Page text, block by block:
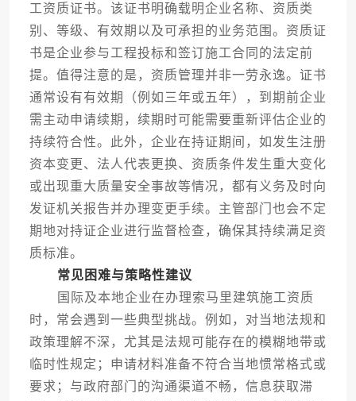
工资质证书。该证书明确载明企业名称、资质类
别、等级、有效期以及可承担的业务范围。资质证
书是企业参与工程投标和签订施工合同的法定前
提。值得注意的是，资质管理并非一劳永逸。证书
通常设有有效期（例如三年或五年），到期前企业
需主动申请续期，续期时可能需要重新评估企业的
持续符合性。此外，企业在持证期间，如发生注册
资本变更、法人代表更换、资质条件发生重大变化
或出现重大质量安全事故等情况，都有义务及时向
发证机关报告并办理变更手续。主管部门也会不定
期地对持证企业进行监督检查，确保其持续满足资
质标准。
常见困难与策略性建议
国际及本地企业在办理索马里建筑施工资质
时，常会遇到一些典型挑战。例如，对当地法规和
政策理解不深，尤其是法规可能存在的模糊地带或
临时性规定；申请材料准备不符合当地惯常格式或
要求；与政府部门的沟通渠道不畅，信息获取滞